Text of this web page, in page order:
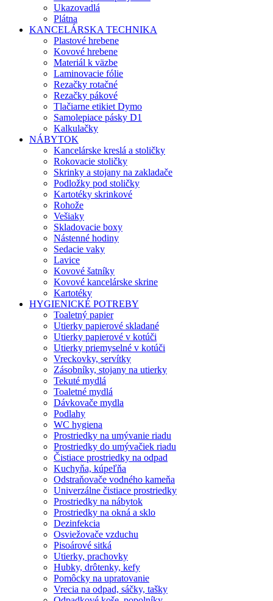
Ukazovadlá
Plátna
KANCELÁRSKA TECHNIKA
Plastové hrebene
Kovové hrebene
Materiál k väzbe
Laminovacie fólie
Rezačky rotačné
Rezačky pákové
Tlačiarne etikiet Dymo
Samolepiace pásky D1
Kalkulačky
NÁBYTOK
Kancelárske kreslá a stoličky
Rokovacie stoličky
Skrinky a stojany na zakladače
Podložky pod stoličky
Kartotéky skrinkové
Rohože
Vešiaky
Skladovacie boxy
Nástenné hodiny
Sedacie vaky
Lavice
Kovové šatníky
Kovové kancelárske skrine
Kartotéky
HYGIENICKÉ POTREBY
Toaletný papier
Utierky papierové skladané
Utierky papierové v kotúči
Utierky priemyselné v kotúči
Vreckovky, servítky
Zásobníky, stojany na utierky
Tekuté mydlá
Toaletné mydlá
Dávkovače mydla
Podlahy
WC hygiena
Prostriedky na umývanie riadu
Prostriedky do umývačiek riadu
Čistiace prostriedky na odpad
Kuchyňa, kúpeľňa
Odstraňovače vodného kameňa
Univerzálne čistiace prostriedky
Prostriedky na nábytok
Prostriedky na okná a sklo
Dezinfekcia
Osviežovače vzduchu
Pisoárové sitká
Utierky, prachovky
Hubky, drôtenky, kefy
Pomôcky na upratovanie
Vrecia na odpad, sáčky, tašky